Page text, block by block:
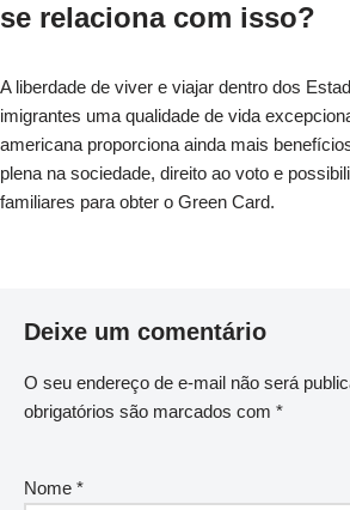
se relaciona com isso?
A liberdade de viver e viajar dentro dos
imigrantes uma qualidade de vida
americana proporciona ainda mais
plena na sociedade, direito ao voto e
familiares para obter o Green Card.
Deixe um comentário
O seu endereço de e-mail não será
obrigatórios são marcados com *
Nome *